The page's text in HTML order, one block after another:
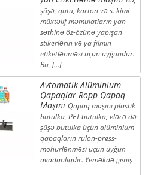
şüşə, qutu, karton və s. kimi
müxtəlif məmulatların yan
səthinə öz-özünə yapışan
stikerlərin və ya filmin
etiketlənməsi üçün uyğundur.
Bu, […]
Avtomatik Alüminium
Qapaqlar Ropp Qapaq
Maşını Qapaq maşını plastik
butulka, PET butulka, eləcə də
şüşə butulka üçün alüminium
qapaqların rulon-press-
möhürlənməsi üçün uyğun
avadanlıqdır. Yeməkdə geniş